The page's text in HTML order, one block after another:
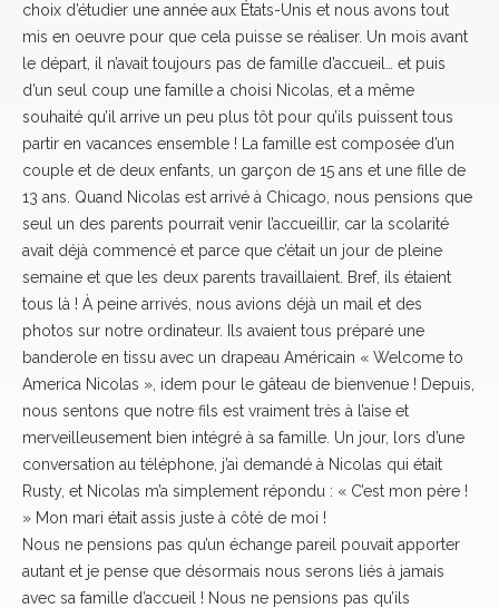
choix d’étudier une année aux États-Unis et nous avons tout
mis en oeuvre pour que cela puisse se réaliser. Un mois avant
le départ, il n’avait toujours pas de famille d’accueil… et puis
d’un seul coup une famille a choisi Nicolas, et a même
souhaité qu’il arrive un peu plus tôt pour qu’ils puissent tous
partir en vacances ensemble ! La famille est composée d’un
couple et de deux enfants, un garçon de 15 ans et une fille de
13 ans. Quand Nicolas est arrivé à Chicago, nous pensions que
seul un des parents pourrait venir l’accueillir, car la scolarité
avait déjà commencé et parce que c’était un jour de pleine
semaine et que les deux parents travaillaient. Bref, ils étaient
tous là ! À peine arrivés, nous avions déjà un mail et des
photos sur notre ordinateur. Ils avaient tous préparé une
banderole en tissu avec un drapeau Américain « Welcome to
America Nicolas », idem pour le gâteau de bienvenue ! Depuis,
nous sentons que notre fils est vraiment très à l’aise et
merveilleusement bien intégré à sa famille. Un jour, lors d’une
conversation au téléphone, j’ai demandé à Nicolas qui était
Rusty, et Nicolas m’a simplement répondu : « C’est mon père !
» Mon mari était assis juste à côté de moi !
Nous ne pensions pas qu’un échange pareil pouvait apporter
autant et je pense que désormais nous serons liés à jamais
avec sa famille d’accueil ! Nous ne pensions pas qu’ils